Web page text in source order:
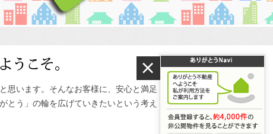
思います。そんなお客様に、安心と満足
とう」の輪を広げていきたいという考え